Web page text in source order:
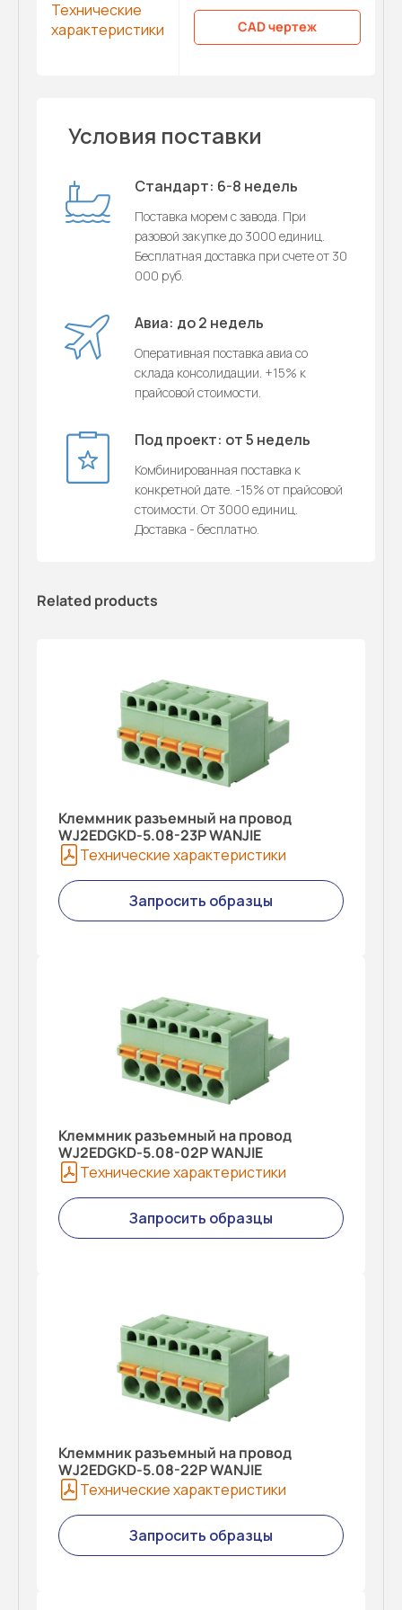
Технические
характеристики
CAD чертеж
Условия поставки
Стандарт: 6-8 недель
Поставка морем с завода. При
разовой закупке до 3000 единиц.
Бесплатная доставка при счете от 30
000 руб.
Авиа: до 2 недель
Оперативная поставка авиа со
склада консолидации. +15% к
прайсовой стоимости.
Под проект: от 5 недель
Комбинированная поставка к
конкретной дате. -15% от прайсовой
стоимости. От 3000 единиц.
Доставка - бесплатно.
Related products
Клеммник разъемный на провод
WJ2EDGKD-5.08-23P WANJIE
Технические характеристики
Запросить образцы
Клеммник разъемный на провод
WJ2EDGKD-5.08-02P WANJIE
Технические характеристики
Запросить образцы
Клеммник разъемный на провод
WJ2EDGKD-5.08-22P WANJIE
Технические характеристики
Запросить образцы